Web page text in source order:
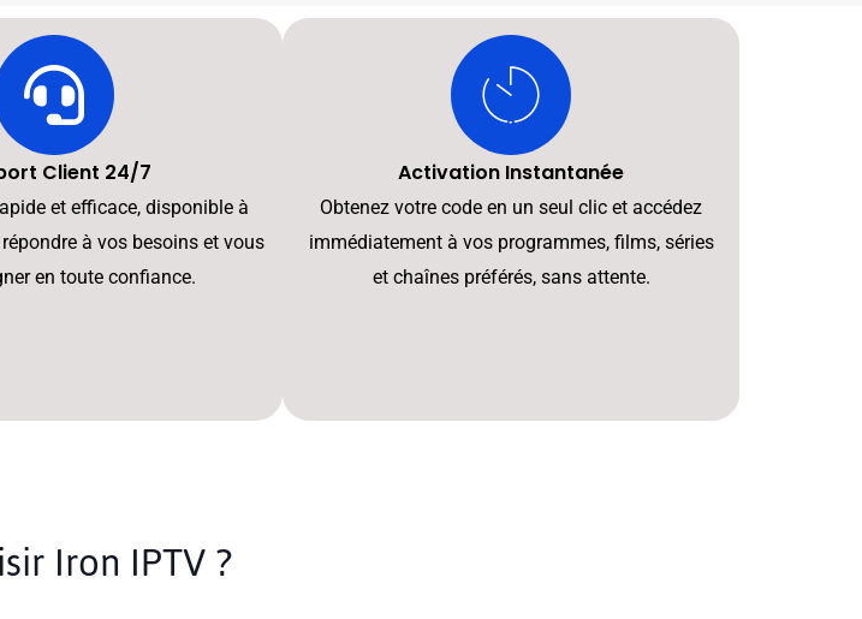
Client 24/7
et efficace, disponible à
à vos besoins et vous
en toute confiance.
Activation Instantanée
Obtenez votre code en un seul clic et accédez
immédiatement à vos programmes, films, séries
et chaînes préférés, sans attente.
Iron IPTV ?